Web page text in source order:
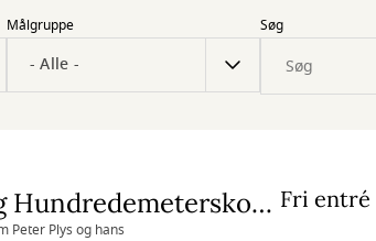
Målgruppe Søg
Legeinstallation: Peter Plys og Hundredemeterskoven
Peter Plys og hans
Fri entré